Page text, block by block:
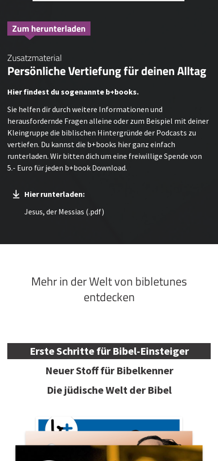
Zum herunterladen
Zusatzmaterial
Persönliche Vertiefung für deinen Alltag
Hier findest du sogenannte b+books.
Sie helfen dir durch weitere Informationen und
herausfordernde Fragen alleine oder zum Beispiel mit deiner
Kleingruppe die biblischen Hintergründe der Podcasts zu
vertiefen. Du kannst die b+books hier ganz einfach
runterladen. Wir bitten dich um eine freiwillige Spende von
5.- Euro für jeden b+book Download.
Hier runterladen:
Jesus, der Messias (.pdf)
Mehr in der Welt von bibletunes
entdecken
Erste Schritte für Bibel-Einsteiger
Neuer Stoff für Bibelkenner
Die jüdische Welt der Bibel